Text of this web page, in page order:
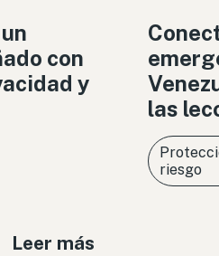
con
y
Leer más
las
riesgo